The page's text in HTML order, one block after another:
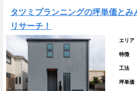
タツミプランニングの坪単価とみ
リサーチ！
エリア
特徴
工法
坪単価